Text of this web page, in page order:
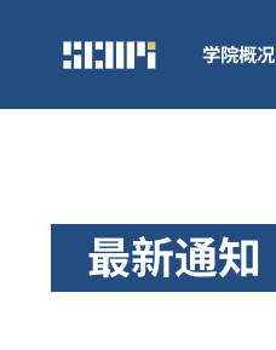
学院概况
最新通知